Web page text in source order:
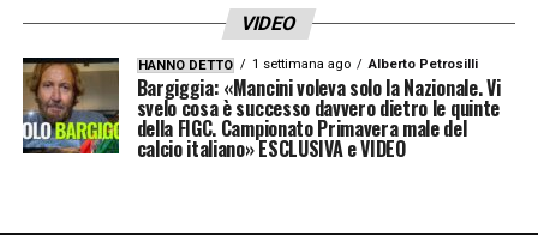
VIDEO
HANNO DETTO 1 settimana ago Alberto Petrosilli
Bargiggia: «Mancini voleva solo la Nazionale. Vi
svelo cosa è successo davvero dietro le quinte
della FIGC. Campionato Primavera male del
calcio italiano» ESCLUSIVA e VIDEO